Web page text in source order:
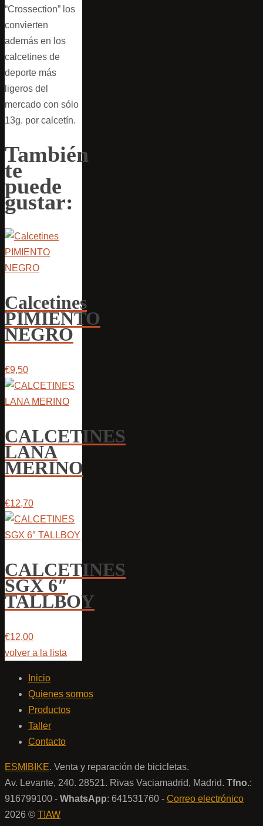
“Crossection” los
convierten
además en los
calcetines de
deporte más
ligeros del
mercado con sólo
13g. por calcetín.
También
te
puede
gustar:
Calcetines
PIMIENTO
NEGRO
€9,50
CALCETINES
LANA
MERINO
€12,70
CALCETINES
SGX 6″
TALLBOY
€12,00
volver a la lista
Inicio
Quienes somos
Productos
Taller
Contacto
ESMIBIKE. Venta y reparación de bicicletas.
Av. Levante, 240. 28521. Rivas Vaciamadrid, Madrid. Tfno.:
916799100 - WhatsApp: 641531760 - Correo electrónico
2026 © T!AW